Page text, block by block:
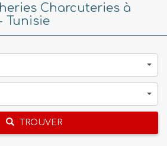
Charcuteries à
Tunisie
TROUVER